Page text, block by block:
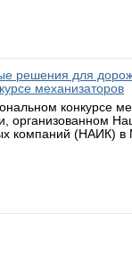
решения для
механизаторов
конкурсе
организованном
компаний (НАИК) в